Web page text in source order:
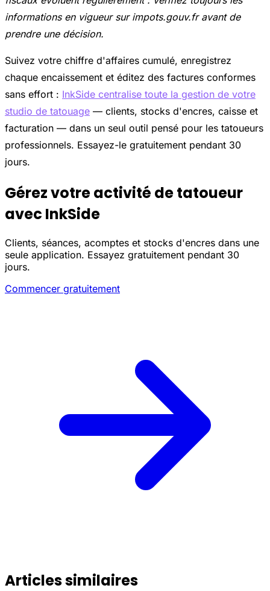
informations en vigueur sur impots.gouv.fr avant de
prendre une décision.
Suivez votre chiffre d'affaires cumulé, enregistrez
chaque encaissement et éditez des factures conformes
sans effort : InkSide centralise toute la gestion de votre
studio de tatouage — clients, stocks d'encres, caisse et
facturation — dans un seul outil pensé pour les tatoueurs
professionnels. Essayez-le gratuitement pendant 30
jours.
Gérez votre activité de tatoueur
avec InkSide
Clients, séances, acomptes et stocks d'encres dans une
seule application. Essayez gratuitement pendant 30
jours.
Commencer gratuitement
Articles similaires